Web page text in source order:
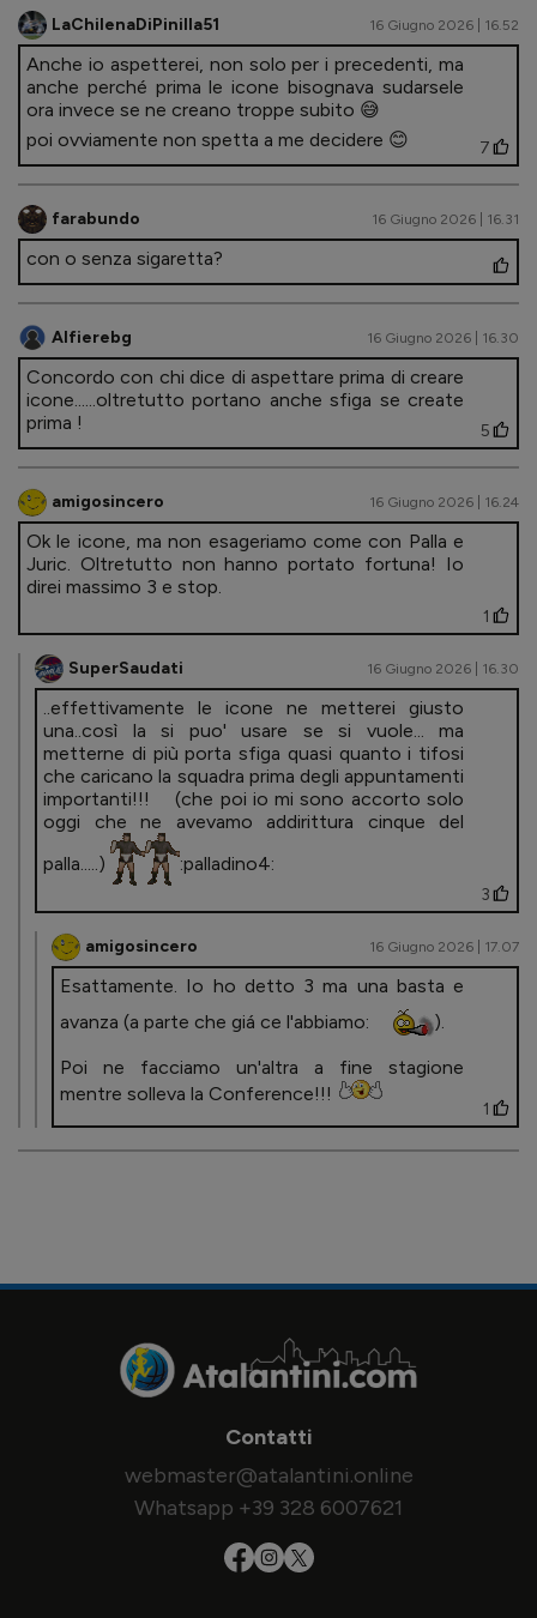
LaChilenaDiPinilla51 16 Giugno 2026 | 16.52
Anche io aspetterei, non solo per i precedenti, ma
anche perché prima le icone bisognava sudarsele
ora invece se ne creano troppe subito 😅
poi ovviamente non spetta a me decidere 😊
7
farabundo 16 Giugno 2026 | 16.31
con o senza sigaretta?
Alfierebg 16 Giugno 2026 | 16.30
Concordo con chi dice di aspettare prima di creare
icone......oltretutto portano anche sfiga se create
prima !
5
amigosincero 16 Giugno 2026 | 16.24
Ok le icone, ma non esageriamo come con Palla e
Juric. Oltretutto non hanno portato fortuna! Io
direi massimo 3 e stop.
1
SuperSaudati 16 Giugno 2026 | 16.30
..effettivamente le icone ne metterei giusto
una..così la si puo' usare se si vuole... ma
metterne di più porta sfiga quasi quanto i tifosi
che caricano la squadra prima degli appuntamenti
importanti!!! (che poi io mi sono accorto solo
oggi che ne avevamo addirittura cinque del
palla.....)
:palladino4:
3
amigosincero 16 Giugno 2026 | 17.07
Esattamente. Io ho detto 3 ma una basta e
avanza (a parte che giá ce l'abbiamo:
).
Poi ne facciamo un'altra a fine stagione
mentre solleva la Conference!!!
1
Contatti
webmaster@atalantini.online
Whatsapp +39 328 6007621